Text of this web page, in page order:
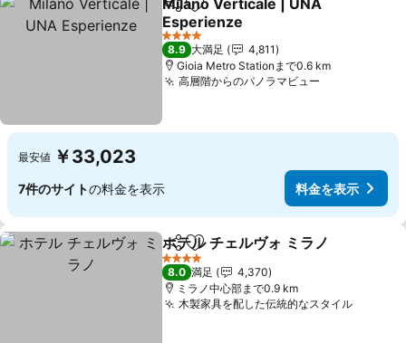
シェアお気に入りに追加
Milano Verticale | UNA
Esperienze
料金を表示
4 ホテルのランク
8.9 大満足
4,811
Gioia Metro Stationまで0.6 km
高層階からのパノラマビュー
最安値 ￥33,023
7件のサイトの料金を表示 料金を表示
シェアお気に入りに追加
ホテル チェルヴォ ミラノ
4 ホテルのランク
8.0 満足
4,370
ミラノ中心部まで0.9 km
木製家具を配した伝統的なスタイル料金を